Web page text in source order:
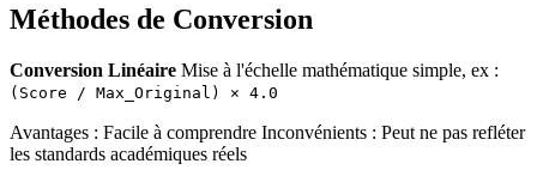
Méthodes de Conversion
Conversion Linéaire Mise à l'échelle mathématique simple, ex :
(Score / Max_Original) × 4.0
Avantages : Facile à comprendre Inconvénients : Peut ne pas refléter
les standards académiques réels